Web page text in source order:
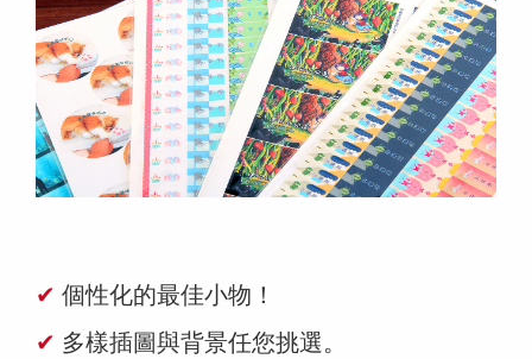
✔ 個性化的最佳小物！
✔ 多樣插圖與背景任您挑選。